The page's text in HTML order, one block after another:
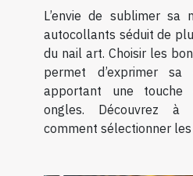
L’envie de sublimer sa
autocollants séduit de
du nail art. Choisir les
permet d’exprimer
apportant une touche
ongles. Découvrez
comment sélectionner